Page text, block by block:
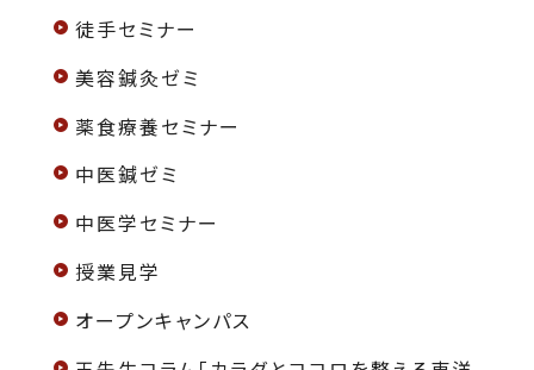
徒手セミナー
美容鍼灸ゼミ
薬食療養セミナー
中医鍼ゼミ
中医学セミナー
授業見学
オープンキャンパス